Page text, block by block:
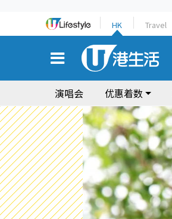
HK Travel
演唱会 优惠着数